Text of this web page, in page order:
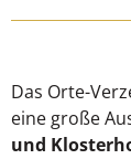
Das Orte-
eine große
und